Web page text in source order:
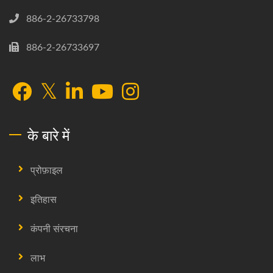
886-2-26733798
886-2-26733697
के बारे में
प्रोफ़ाइल
इतिहास
कंपनी संरचना
लाभ